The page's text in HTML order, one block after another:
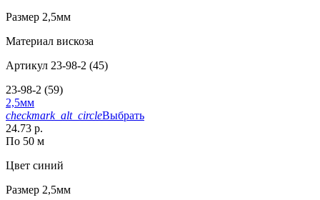
Размер 2,5мм
Материал вискоза
Артикул 23-98-2 (45)
23-98-2 (59)
2,5мм
checkmark_alt_circleВыбрать
24.73 р.
По 50 м
Цвет синий
Размер 2,5мм